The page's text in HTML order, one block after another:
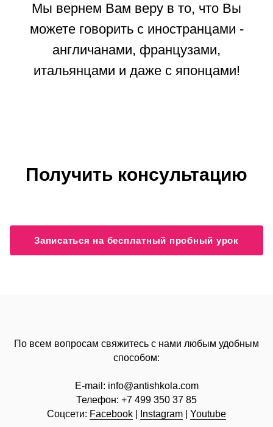
Мы вернем Вам веру в то, что Вы
можете говорить с иностранцами -
англичанами, французами,
итальянцами и даже с японцами!
Получить консультацию
Записаться на бесплатный пробный урок
По всем вопросам свяжитесь с нами любым удобным
способом:
E-mail: info@antishkola.com
Телефон: +7 499 350 37 85
Соцсети: Facebook Instagram Youtube